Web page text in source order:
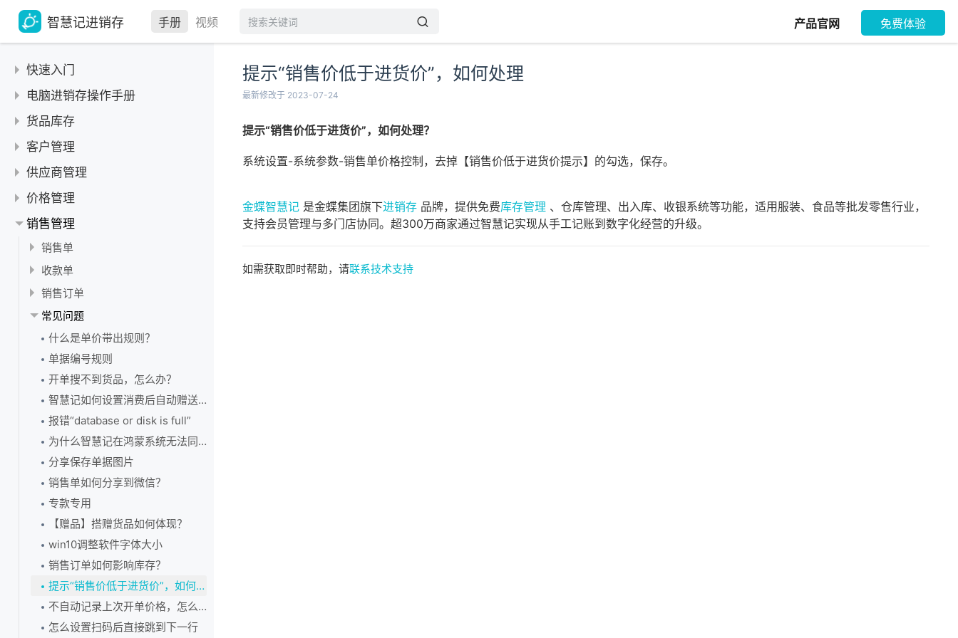
智慧记进销存 手册 视频 产品官网 免费体验
提示“销售价低于进货价”，如何处理
最新修改于 2023-07-24
提示“销售价低于进货价”，如何处理？
系统设置-系统参数-销售单价格控制，去掉【销售价低于进货价提示】的勾选，保存。
金蝶智慧记 是金蝶集团旗下进销存 品牌，提供免费库存管理 、仓库管理、出入库、收银系统等功能，适用服装、食品等批发零售行业，
支持会员管理与多门店协同。超300万商家通过智慧记实现从手工记账到数字化经营的升级。
如需获取即时帮助，请联系技术支持
快速入门
下载安装-电脑和手机APP
联系我们
新增店铺
退出和切换账号
如何在手机上退出登录？
设置首页常用功能
如何购买黄金会员？
如何购买白银会员
智慧记账号注销
切换店铺
更换老板手机号码
营业员登录后看不到现在的店铺
开通会员数据不同步
清空全部数据
智慧记店铺数据结转
电脑进销存操作手册
货品库存
货品
货品库存功能简介
删除、停用货品
批量导入货品基础资料
批量导出货品基础资料
批量修改货品基础资料
添加货品代码
添加货品图片
添加货品备注、供应商名称
零售价和批发价及使用
自定义销售价格及使用
进货价及使用
查找货品、隐藏零库存
智慧记货品智能录入教程
自动回填货品价格
类别管理
新增、修改货品类别
移动货品至指定类别
单位管理
删除货品主单位
添加辅单位及换算率、修改
删除辅单位及换算率
主、辅单位及换算原理
库存预警提示
库存预警报告
销售成本低于进货价
货品涨价调整
商品录入了相似的名字要怎么删除一个呢？
两个设备同时编辑相同商品，如何保存商品资料呢？
智慧记如何进行货品成本核算？
查询货品进销记录
货品销售价批量上浮，怎么调？
两个设备编辑了同一个商品，会怎样？
提示“货品代码已经存在”，怎么处理？
为什么软件里多出很多不是自己的货品？
智慧记如何删除已经发生业务的货品或者停用货品？
客户管理
新增、修改客户
删除、停用客户
客户类别分类
批量导入客户基础资料
批量导出客户基础资料
批量修改客户基础资料
客户归属和批量设定归属
快速收款、充值
客户积分兑换
客户查找教程
启用客户/供应商双身份
系统预设的零售客户、批发客户是什么？
如何删除或停用客户/供应商？
如何抹零？
客户总应收款和抹零
供应商管理
新增、修改供应商
删除、停用供应商
批量导入供应商基础资料
批量导出供应商基础资料
批量修改供应商基础资料
快速付款
价格管理
新增、修改大客户报价
删除大客户报价
设置价格等级
开单价格不是大客户价
销售管理
销售单
销售单：新增、修改
退换处理：销售退货
销售单批量打印
销售单查找教程
销售单怎么设置导出PDF
销售单怎么启用单行折扣
销售退货要如何操作
历史单据在哪里查看
销售订单跟销售单的区别
销售单导出
销售单导入
销售退货和销售换货处理
销售单上怎么添加运费？
收款单
收款单：新增、修改
按单收款
收款单简介
按单收款如何输入抹零
销售订单
销售订单：新增、修改
销售订单定金抵扣应收款
销售订单转为销售单
做了销售订单为什么库存没有减少
销售订单导出
销售订单导入
常见问题
什么是单价带出规则？
单据编号规则
开单搜不到货品，怎么办？
智慧记如何设置消费后自动赠送积分？
报错“database or disk is full”
为什么智慧记在鸿蒙系统无法同步？
分享保存单据图片
销售单如何分享到微信？
专款专用
【赠品】搭赠货品如何体现？
win10调整软件字体大小
销售订单如何影响库存？
提示“销售价低于进货价”，如何处理
不自动记录上次开单价格，怎么处理
怎么设置扫码后直接跳到下一行